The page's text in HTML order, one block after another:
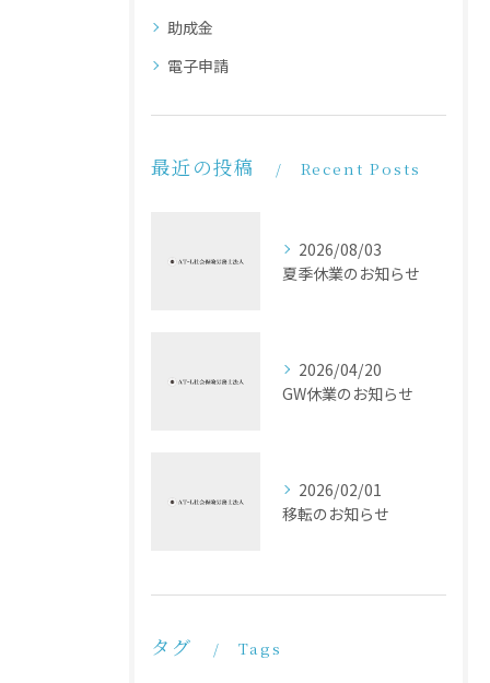
助成金
電子申請
最近の投稿 Recent Posts
2026/08/03
夏季休業のお知らせ
2026/04/20
GW休業のお知らせ
2026/02/01
移転のお知らせ
タグ Tags